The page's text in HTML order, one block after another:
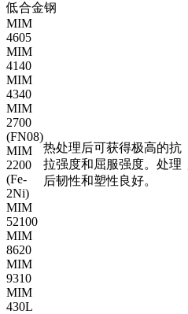
低合金钢
MIM
4605
热处理后可获得极高的抗
拉强度和屈服强度。处理
后韧性和塑性良好。
MIM
4140
MIM
4340
MIM
2700
(FN08)
MIM
2200
(Fe-
2Ni)
MIM
52100
MIM
8620
MIM
9310
MIM
430L